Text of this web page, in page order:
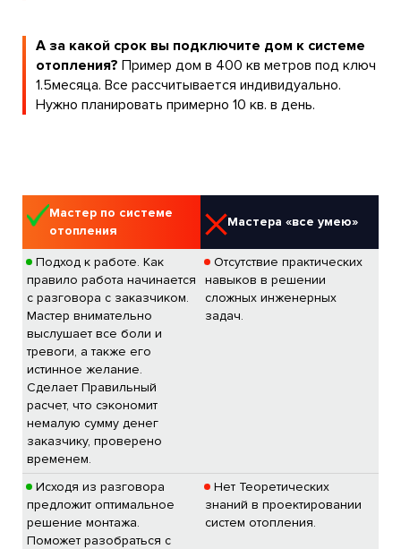
А за какой срок вы подключите дом к системе
отопления? Пример дом в 400 кв метров под ключ
1.5месяца. Все рассчитывается индивидуально.
Нужно планировать примерно 10 кв. в день.
Мастер по системе
отопления
Мастера «все умею»
Подход к работе. Как
правило работа начинается
с разговора с заказчиком.
Мастер внимательно
выслушает все боли и
тревоги, а также его
истинное желание.
Сделает Правильный
расчет, что сэкономит
немалую сумму денег
заказчику, проверено
временем.
Отсутствие практических
навыков в решении
сложных инженерных
задач.
Исходя из разговора
предложит оптимальное
решение монтажа.
Поможет разобраться с
Нет Теоретических
знаний в проектировании
систем отопления.